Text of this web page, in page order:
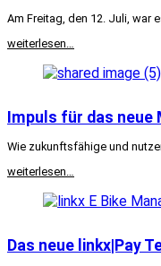
Am Freitag, den 12. Juli, war
weiterlesen…
Impuls für das neue
Wie zukunftsfähige und
weiterlesen…
Das neue linkx|Pay